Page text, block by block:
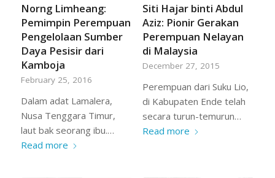
Norng Limheang:
Pemimpin Perempuan
Pengelolaan Sumber
Daya Pesisir dari
Kamboja
February 25, 2016
Dalam adat Lamalera,
Nusa Tenggara Timur,
laut bak seorang ibu.…
Read more
Siti Hajar binti Abdul
Aziz: Pionir Gerakan
Perempuan Nelayan
di Malaysia
December 27, 2015
Perempuan dari Suku Lio,
di Kabupaten Ende telah
secara turun-temurun…
Read more